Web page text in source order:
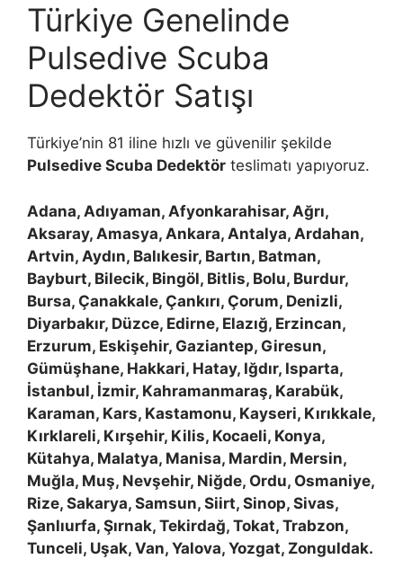
Türkiye Genelinde
Pulsedive Scuba
Dedektör Satışı
Türkiye’nin 81 iline hızlı ve güvenilir şekilde
Pulsedive Scuba Dedektör teslimatı yapıyoruz.
Adana, Adıyaman, Afyonkarahisar, Ağrı,
Aksaray, Amasya, Ankara, Antalya, Ardahan,
Artvin, Aydın, Balıkesir, Bartın, Batman,
Bayburt, Bilecik, Bingöl, Bitlis, Bolu, Burdur,
Bursa, Çanakkale, Çankırı, Çorum, Denizli,
Diyarbakır, Düzce, Edirne, Elazığ, Erzincan,
Erzurum, Eskişehir, Gaziantep, Giresun,
Gümüşhane, Hakkari, Hatay, Iğdır, Isparta,
İstanbul, İzmir, Kahramanmaraş, Karabük,
Karaman, Kars, Kastamonu, Kayseri, Kırıkkale,
Kırklareli, Kırşehir, Kilis, Kocaeli, Konya,
Kütahya, Malatya, Manisa, Mardin, Mersin,
Muğla, Muş, Nevşehir, Niğde, Ordu, Osmaniye,
Rize, Sakarya, Samsun, Siirt, Sinop, Sivas,
Şanlıurfa, Şırnak, Tekirdağ, Tokat, Trabzon,
Tunceli, Uşak, Van, Yalova, Yozgat, Zonguldak.